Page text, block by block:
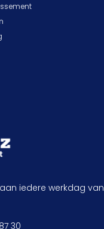
iedere werkdag van
30